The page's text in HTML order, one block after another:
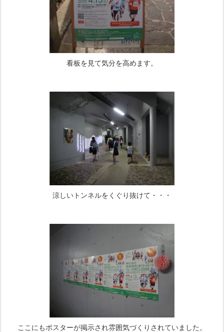
看板を見て気分を高めます。
涼しいトンネルをくぐり抜けて・・・
ここにもポスターが掲示され雰囲気づくりされていました。